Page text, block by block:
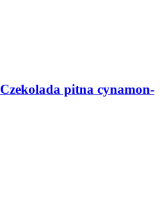
Czekolada pitna cynamon-​